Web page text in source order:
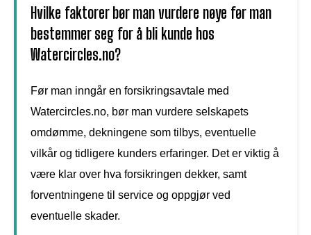
Hvilke faktorer bør man vurdere nøye før man
bestemmer seg for å bli kunde hos
Watercircles.no?
Før man inngår en forsikringsavtale med
Watercircles.no, bør man vurdere selskapets
omdømme, dekningene som tilbys, eventuelle
vilkår og tidligere kunders erfaringer. Det er viktig å
være klar over hva forsikringen dekker, samt
forventningene til service og oppgjør ved
eventuelle skader.